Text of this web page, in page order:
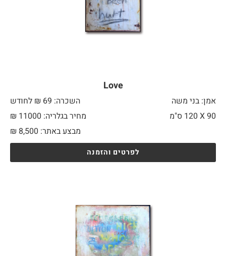
Love
אמן: בני משה
השכרה: 69 ₪ לחודש
90 X
מחיר בגלריה: 11000 ₪
מבצע באתר:
₪ 8,500
לפרטים והזמנה